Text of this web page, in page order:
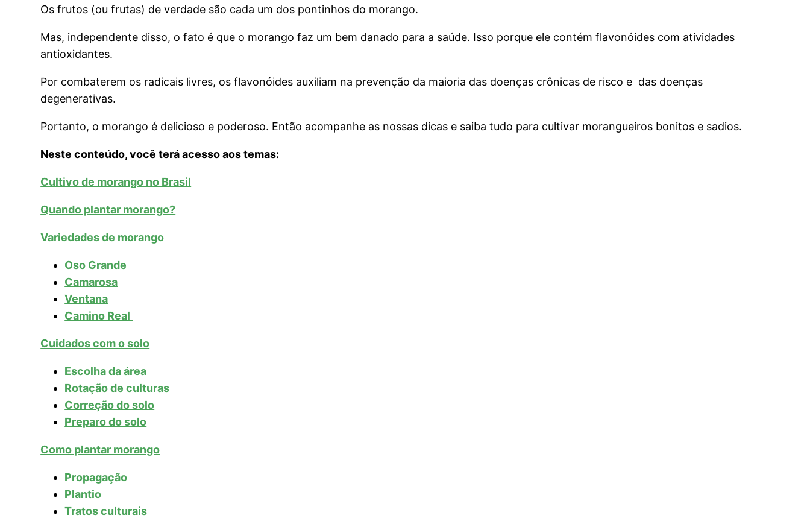
Os frutos (ou frutas) de verdade são cada um dos pontinhos do morango.
Mas, independente disso, o fato é que o morango faz um bem danado para a saúde. Isso porque ele contém flavonóides com atividades
antioxidantes.
Por combaterem os radicais livres, os flavonóides auxiliam na prevenção da maioria das doenças crônicas de risco e das doenças
degenerativas.
Portanto, o morango é delicioso e poderoso. Então acompanhe as nossas dicas e saiba tudo para cultivar morangueiros bonitos e sadios.
Neste conteúdo, você terá acesso aos temas:
Cultivo de morango no Brasil
Quando plantar morango?
Variedades de morango
Oso Grande
Camarosa
Ventana
Camino Real
Cuidados com o solo
Escolha da área
Rotação de culturas
Correção do solo
Preparo do solo
Como plantar morango
Propagação
Plantio
Tratos culturais